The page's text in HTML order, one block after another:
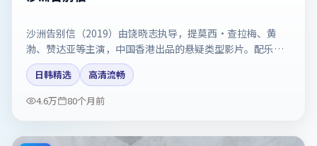
沙洲告别信（2019）由饶晓志执导，提莫西·查拉梅、黄
渤、赞达亚等主演，中国香港出品的悬疑类型影片。配乐与
剪辑强化了宿命感。剧情简介与主创信息可供检索参考，上
映日期以片方资料为准。
日韩精选
高清流畅
4.6万
80个月前